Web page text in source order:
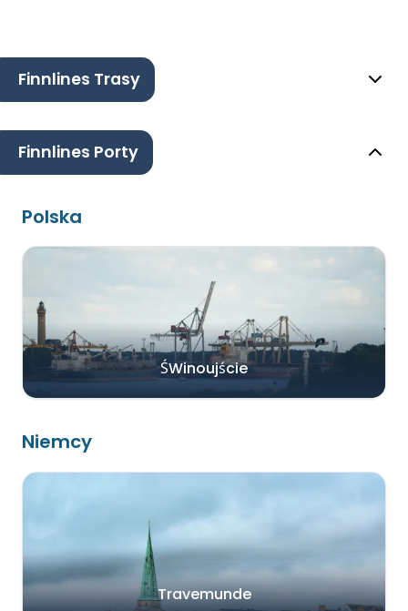
Finnlines Trasy
Finnlines Porty
Polska
ŚWinoujście
Niemcy
Travemunde